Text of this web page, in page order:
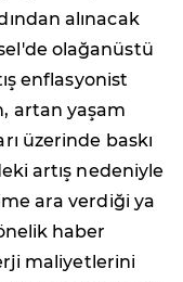
alınacak
olağanüstü
enflasyonist
artan yaşam
üzerinde baskı
artış nedeniyle
ara verdiği ya
haber
maliyetlerini